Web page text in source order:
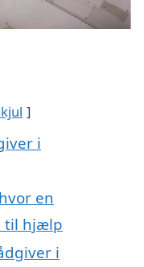
i
en
til hjælp
i